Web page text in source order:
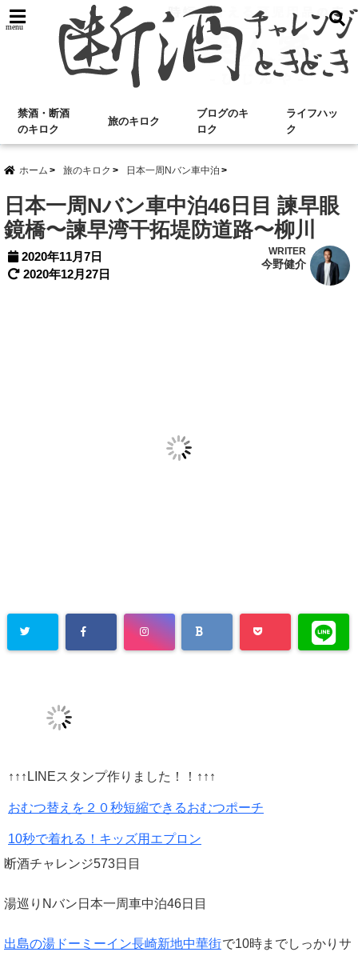
menu
禁酒・断酒
のキロク
旅のキロク
ブログのキ
ロク
ライフハッ
ク
ホーム 旅のキロク 日本一周Nバン車中泊
日本一周Nバン車中泊46日目 諫早眼
鏡橋〜諫早湾干拓堤防道路〜柳川
2020年11月7日
2020年12月27日
WRITER
今野健介
↑↑↑LINEスタンプ作りました！！↑↑↑
おむつ替えを２０秒短縮できるおむつポーチ
10秒で着れる！キッズ用エプロン
断酒チャレンジ573日目
湯巡りNバン日本一周車中泊46日目
出島の湯ドーミーイン長崎新地中華街で10時までしっかりサ